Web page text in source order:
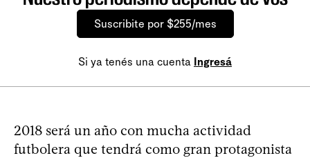
Suscribite por $255/mes
Si ya tenés una cuenta Ingresá
2018 será un año con mucha actividad
futbolera que tendrá como gran protagonista